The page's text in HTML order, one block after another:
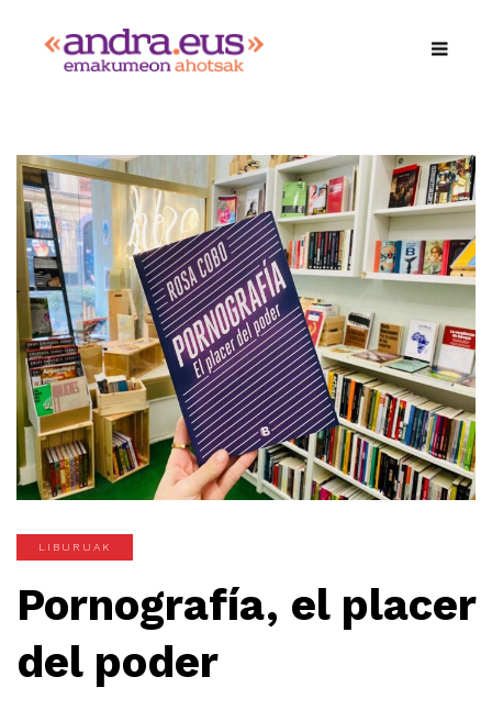
LIBURUAK
Pornografía, el placer
del poder